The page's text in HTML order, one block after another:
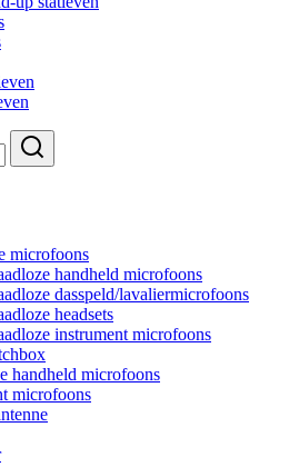
microfoons
handheld microfoons
dasspeld/lavaliermicrofoons
headsets
instrument microfoons
handheld microfoons
microfoons